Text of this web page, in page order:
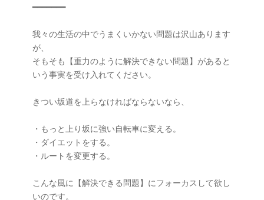
━━━━━━━
我々の生活の中でうまくいかない問題は沢山あります
が、
そもそも【重力のように解決できない問題】があると
いう事実を受け入れてください。
きつい坂道を上らなければならないなら、
・もっと上り坂に強い自転車に変える。
・ダイエットをする。
・ルートを変更する。
こんな風に【解決できる問題】にフォーカスして欲し
いのです。